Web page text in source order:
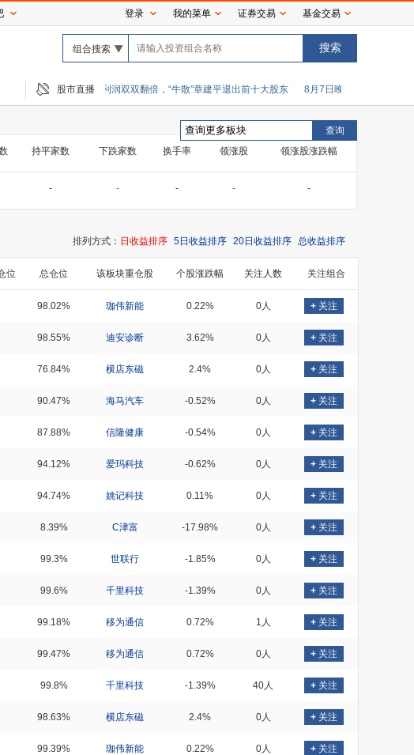
登录 我的菜单 证券交易 基金交易
组合搜索
股市直播
寒武纪上半年营收净利润双双翻倍，“牛散”章建平退出前十大股东 8月7日晚间央视新闻联播要闻
持平家数 下跌家数 换手率 领涨股 领涨股涨跌幅
- - - - -
排列方式： 日收益排序 5日收益排序 20日收益排序 总收益排序
位 总仓位 该板块重仓股 个股涨跌幅 关注人数 关注组合
98.02% 珈伟新能 0.22% 0人 + 关注
98.55% 迪安诊断 3.62% 0人 + 关注
76.84% 横店东磁 2.4% 0人 + 关注
90.47% 海马汽车 -0.52% 0人 + 关注
87.88% 信隆健康 -0.54% 0人 + 关注
94.12% 爱玛科技 -0.62% 0人 + 关注
94.74% 姚记科技 0.11% 0人 + 关注
8.39% C津富 -17.98% 0人 + 关注
99.3% 世联行 -1.85% 0人 + 关注
99.6% 千里科技 -1.39% 0人 + 关注
99.18% 移为通信 0.72% 1人 + 关注
99.47% 移为通信 0.72% 0人 + 关注
99.8% 千里科技 -1.39% 40人 + 关注
98.63% 横店东磁 2.4% 0人 + 关注
99.39% 珈伟新能 0.22% 0人 + 关注